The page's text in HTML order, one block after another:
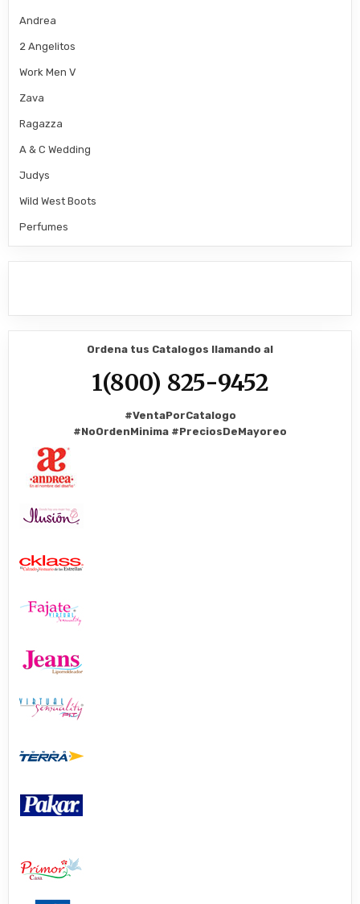
Andrea
2 Angelitos
Work Men V
Zava
Ragazza
A & C Wedding
Judys
Wild West Boots
Perfumes
Ordena tus Catalogos llamando al
1(800) 825-9452
#VentaPorCatalogo
#NoOrdenMinima #PreciosDeMayoreo